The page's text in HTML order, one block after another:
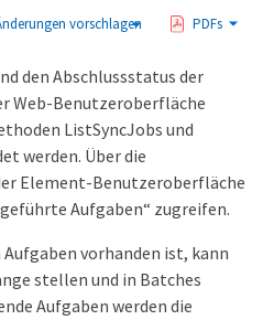
vorschlagen PDFs
den Abschlussstatus der
Web-Benutzeroberfläche
ListSyncJobs und
werden. Über die
Element-Benutzeroberfläche
Aufgaben“ zugreifen.
vorhanden ist, kann
stellen und in Batches
Aufgaben werden die